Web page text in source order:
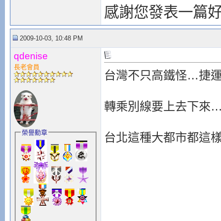
感謝您發表一篇
2009-10-03, 10:48 PM
qdenise
長老會員
榮譽勳章
台灣不只高鐵怪…捷
轉乘別線要上去下來
台北這種大都市都這